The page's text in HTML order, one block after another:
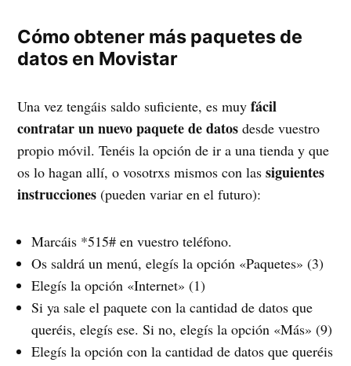
Cómo obtener más paquetes de
datos en Movistar
Una vez tengáis saldo suficiente, es muy fácil
contratar un nuevo paquete de datos desde vuestro
propio móvil. Tenéis la opción de ir a una tienda y que
os lo hagan allí, o vosotrxs mismos con lassiguientes
instrucciones (pueden variar en el futuro):
Marcáis *515# en vuestro teléfono.
Os saldrá un menú, elegís la opción «Paquetes» (3)
Elegís la opción «Internet» (1)
Si ya sale el paquete con la cantidad de datos que
queréis, elegís ese. Si no, elegís la opción «Más» (9)
Elegís la opción con la cantidad de datos que queréis